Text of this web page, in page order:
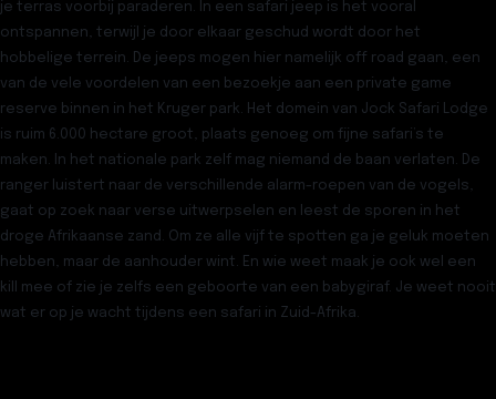
je terras voorbij paraderen. In een safari jeep is het vooral
ontspannen, terwijl je door elkaar geschud wordt door het
hobbelige terrein. De jeeps mogen hier namelijk off road gaan, een
van de vele voordelen van een bezoekje aan een private game
reserve binnen in het Kruger park. Het domein van Jock Safari Lodge
is ruim 6.000 hectare groot, plaats genoeg om fijne safari’s te
maken. In het nationale park zelf mag niemand de baan verlaten. De
ranger luistert naar de verschillende alarm-roepen van de vogels,
gaat op zoek naar verse uitwerpselen en leest de sporen in het
droge Afrikaanse zand. Om ze alle vijf te spotten ga je geluk moeten
hebben, maar de aanhouder wint. En wie weet maak je ook wel een
kill mee of zie je zelfs een geboorte van een babygiraf. Je weet nooit
wat er op je wacht tijdens een safari in Zuid-Afrika.